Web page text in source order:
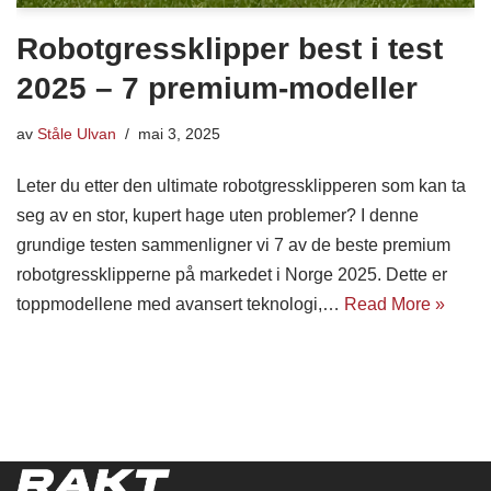
Robotgressklipper best i test
2025 – 7 premium-modeller
av Ståle Ulvan mai 3, 2025
Leter du etter den ultimate robotgressklipperen som kan ta
seg av en stor, kupert hage uten problemer? I denne
grundige testen sammenligner vi 7 av de beste premium
robotgressklipperne på markedet i Norge 2025. Dette er
toppmodellene med avansert teknologi,… Read More »